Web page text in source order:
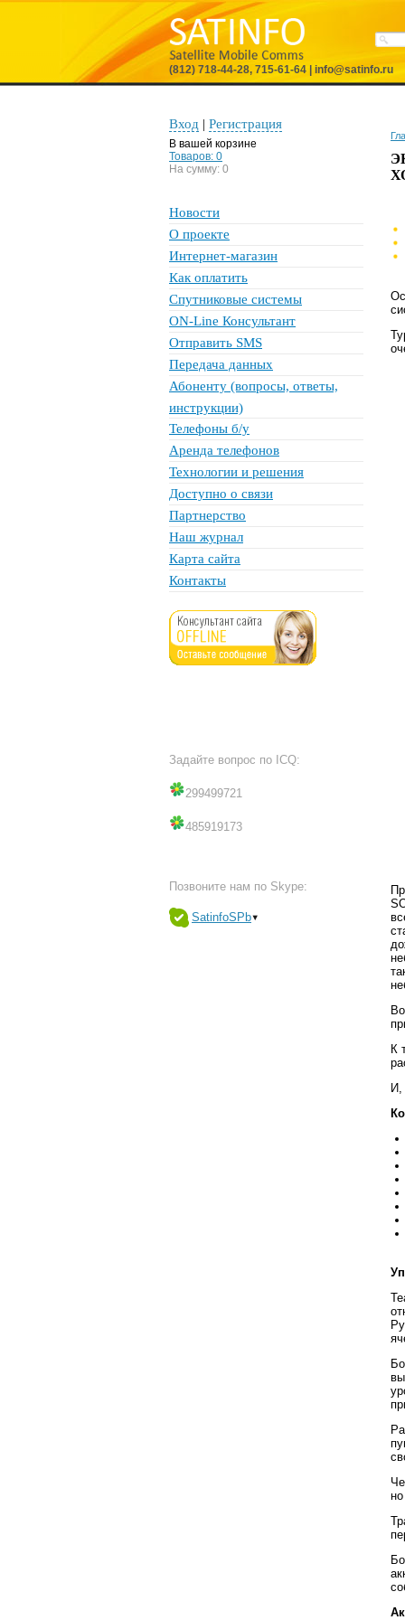
(812) 718-44-28, 715-61-64 | info@satinfo.ru
Вход | Регистрация
В вашей корзине
Товаров: 0
На сумму: 0
Новости
О проекте
Интернет-магазин
Как оплатить
Спутниковые системы
ON-Line Консультант
Отправить SMS
Передача данных
Абоненту (вопросы, ответы,
инструкции)
Телефоны б/у
Аренда телефонов
Технологии и решения
Доступно о связи
Партнерство
Наш журнал
Карта сайта
Контакты
Задайте вопрос по ICQ:
299499721
485919173
Позвоните нам по Skype:
SatinfoSPb▾
К
И,